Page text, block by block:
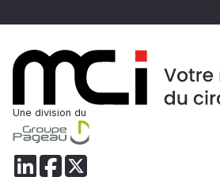
Une division du